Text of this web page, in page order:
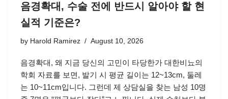
음경확대, 수술 전에 반드시 알아야 할 현
실적 기준은?
by Harold Ramirez August 10, 2026
음경확대, 왜 지금 당신의 고민이 타당한가 대한비뇨의
학회 자료를 보면, 발기 시 평균 길이는 12~13cm, 둘레
는 10~11cm입니다. 그런데 제 상담실을 찾는 남성 10명